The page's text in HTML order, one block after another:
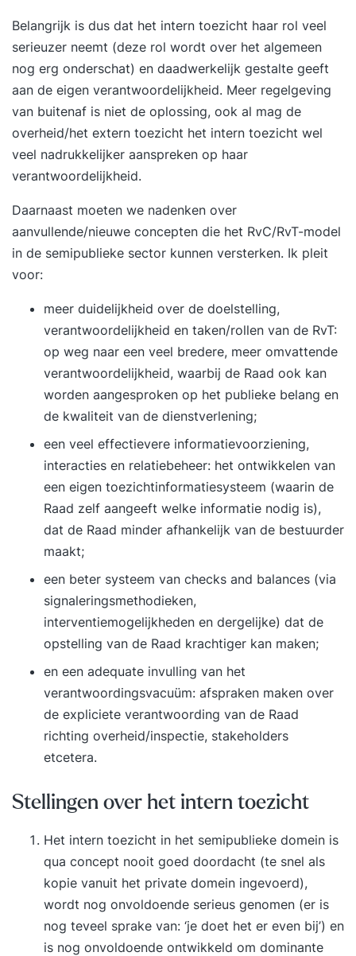
Belangrijk is dus dat het intern toezicht haar rol veel
serieuzer neemt (deze rol wordt over het algemeen
nog erg onderschat) en daadwerkelijk gestalte geeft
aan de eigen verantwoordelijkheid. Meer regelgeving
van buitenaf is niet de oplossing, ook al mag de
overheid/het extern toezicht het intern toezicht wel
veel nadrukkelijker aanspreken op haar
verantwoordelijkheid.
Daarnaast moeten we nadenken over
aanvullende/nieuwe concepten die het RvC/RvT-model
in de semipublieke sector kunnen versterken. Ik pleit
voor:
meer duidelijkheid over de doelstelling,
verantwoordelijkheid en taken/rollen van de RvT:
op weg naar een veel bredere, meer omvattende
verantwoordelijkheid, waarbij de Raad ook kan
worden aangesproken op het publieke belang en
de kwaliteit van de dienstverlening;
een veel effectievere informatievoorziening,
interacties en relatiebeheer: het ontwikkelen van
een eigen toezichtinformatiesysteem (waarin de
Raad zelf aangeeft welke informatie nodig is),
dat de Raad minder afhankelijk van de bestuurder
maakt;
een beter systeem van checks and balances (via
signaleringsmethodieken,
interventiemogelijkheden en dergelijke) dat de
opstelling van de Raad krachtiger kan maken;
en een adequate invulling van het
verantwoordingsvacuüm: afspraken maken over
de expliciete verantwoording van de Raad
richting overheid/inspectie, stakeholders
etcetera.
Stellingen over het intern toezicht
Het intern toezicht in het semipublieke domein is
qua concept nooit goed doordacht (te snel als
kopie vanuit het private domein ingevoerd),
wordt nog onvoldoende serieus genomen (er is
nog teveel sprake van: ‘je doet het er even bij’) en
is nog onvoldoende ontwikkeld om dominante